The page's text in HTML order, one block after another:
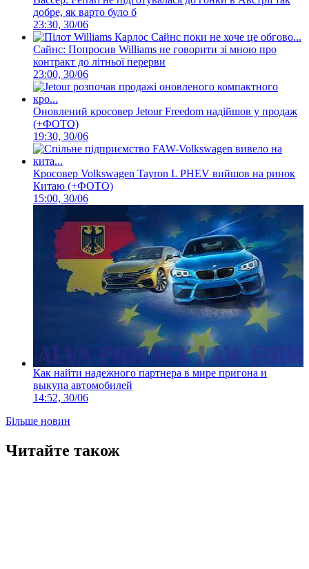
добре, як варто було б
23:30, 30/06
Сайнс: Попросив Williams не говорити зі мною про
контракт до літньої перерви
23:00, 30/06
Оновлений кросовер Jetour Freedom надійшов у продаж
(+ФОТО)
19:30, 30/06
Кросовер Volkswagen Tayron L PHEV вийшов на ринок
Китаю (+ФОТО)
15:00, 30/06
Как найти надежного партнера в мире пригона и
выкупа автомобилей
14:52, 30/06
Більше новин
Читайте також